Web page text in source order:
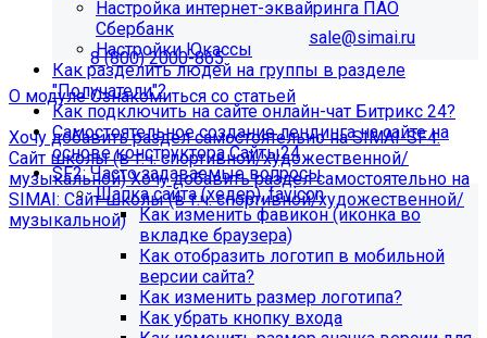
Для приобретения модуля необходимо обратиться в
отдел продаж по электронной почте sale@simai.ru
телефону 8 (800) 2000-865
О модулеОзнакомиться со статьей
Хочу добавить раздел самостоятельно на SIMAI-SF4:
Сайт школы (в т.ч. спортивной/художественной/
музыкальной)Хочу добавить раздел самостоятельно на
SIMAI: Сайт школы (в т.ч. спортивной/художественной/
музыкальной)
Информация по появлению ошибки
[MP_LICENSE_VIOLATION] В вашу лицензию не входит
модуль SIMAI-SF4: Сведения об образовательной
Настройка интернет-эквайринга ПАО
Сбербанк
Настройки Юкассы
Как разделить людей на группы в разделе
"Получатели"?
Как подключить на сайте онлайн-чат Битрикс 24?
Самостоятельное создание лендинга на сайте на
основе конструктора Сайты24
SF2: Часто задаваемые вопросы
Шапка сайта (хедер), favicon
Как изменить фавикон (иконка во
вкладке браузера)
Как отобразить логотип в мобильной
версии сайта?
Как изменить размер логотипа?
Как убрать кнопку входа